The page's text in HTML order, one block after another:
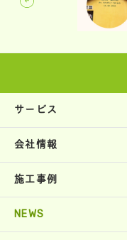
サービス
会社情報
施工事例
NEWS